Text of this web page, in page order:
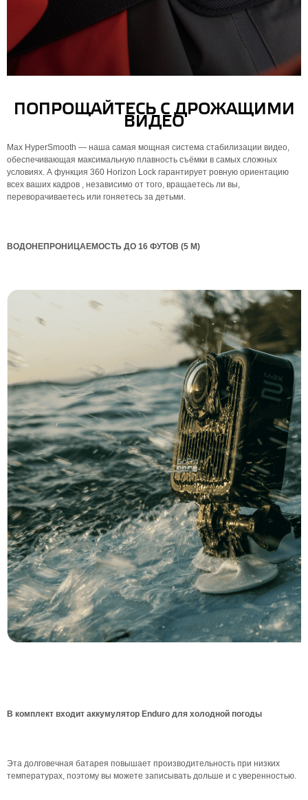
ПОПРОЩАЙТЕСЬ С ДРОЖАЩИМИ
ВИДЕО
Max HyperSmooth — наша самая мощная система стабилизации видео,
обеспечивающая максимальную плавность съёмки в самых сложных
условиях. А функция 360 Horizon Lock гарантирует ровную ориентацию
всех ваших кадров , независимо от того, вращаетесь ли вы,
переворачиваетесь или гоняетесь за детьми.
ВОДОНЕПРОНИЦАЕМОСТЬ ДО 16 ФУТОВ (5 М)
В комплект входит аккумулятор Enduro для холодной погоды
Эта долговечная батарея повышает производительность при низких
температурах, поэтому вы можете записывать дольше и с уверенностью.